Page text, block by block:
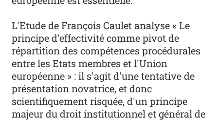
L'Etude de François Caulet analyse « Le
principe d'effectivité comme pivot de
répartition des compétences procédurales
entre les Etats membres et l'Union
européenne » : il s'agit d'une tentative de
présentation novatrice, et donc
scientifiquement risquée, d'un principe
majeur du droit institutionnel et général de